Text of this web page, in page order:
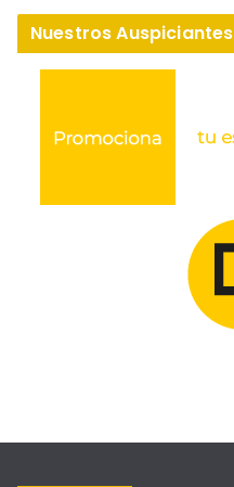
Nuestros Auspiciantes